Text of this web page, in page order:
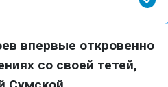
впервые откровенно
со своей тетей,